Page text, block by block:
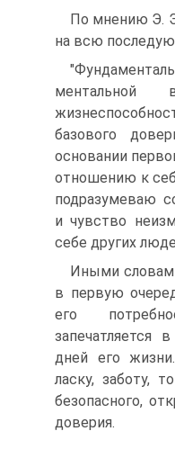
По мнению Э.
на всю
ментальной
базового
основании
отношению к
подразумеваю
и чувство
себе других
Иными
в первую
его
дней его
ласку, заботу,
безопасного,
доверия.